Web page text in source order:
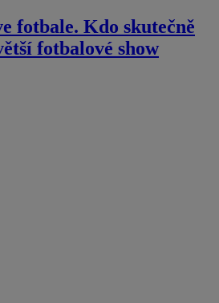
fotbale. Kdo skutečně
fotbalové show